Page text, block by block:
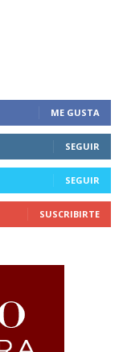
ME GUSTA
SEGUIR
SEGUIR
SUSCRIBIRTE